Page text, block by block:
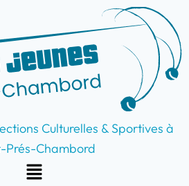
Culturelles & Sportives à
Prés-Chambord
Menu